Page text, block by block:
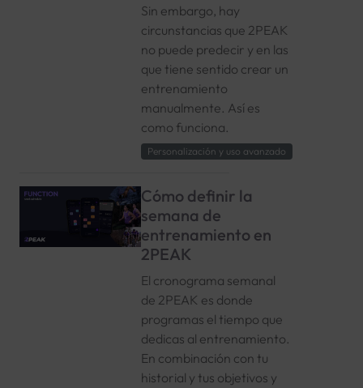
Sin embargo, hay
circunstancias que 2PEAK
no puede predecir y en las
que tiene sentido crear un
entrenamiento
manualmente. Así es
como funciona.
Personalización y uso avanzado
Cómo definir la
semana de
entrenamiento en
2PEAK
El cronograma semanal
de 2PEAK es donde
programas el tiempo que
dedicas al entrenamiento.
En combinación con tu
historial y tus objetivos y